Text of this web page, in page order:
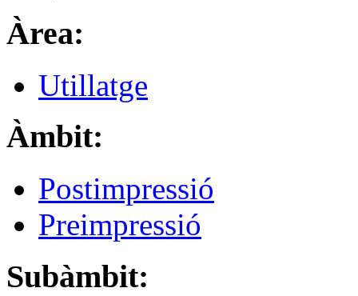
Àrea:
Utillatge
Àmbit:
Postimpressió
Preimpressió
Subàmbit: